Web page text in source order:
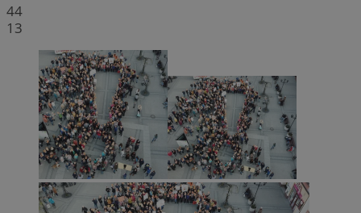
44
13